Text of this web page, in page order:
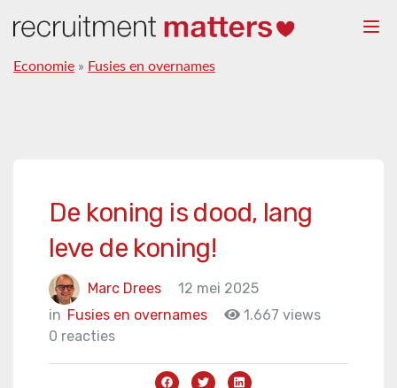
Economie » Fusies en overnames
De koning is dood, lang
leve de koning!
Marc Drees
12 mei 2025
in Fusies en overnames
1.667 views
0 reacties